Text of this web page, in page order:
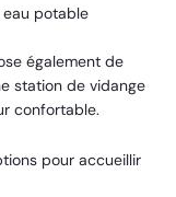
potable
également de
station de vidange
confortable.
pour accueillir